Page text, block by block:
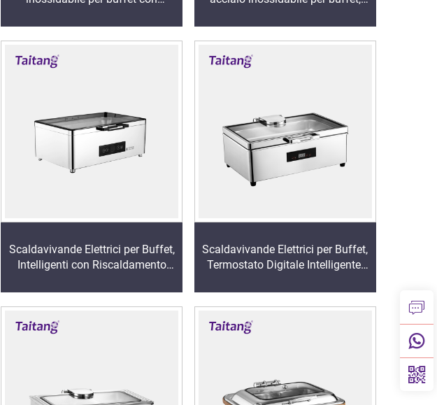
alto, piastra riscaldante
professionale per hotel di lusso
buffet, vassoio scaldavivande e
caldaia per zuppe per hotel
Scaldavivande Elettrici per Buffet,
Intelligenti con Riscaldamento
Riscaldante in Acciaio
Inossidabile 304 con Termostato
Scaldavivande Elettrici per Buffet,
Termostato Digitale Intelligente,
Inossidabile con Struttura a
Chiusura Totale e Design